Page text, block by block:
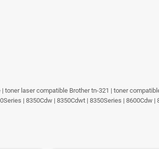
laser compatible Brother tn-321 | toner
| 8350Cdw | 8350Cdwt | 8350Series | 8600Cdw |